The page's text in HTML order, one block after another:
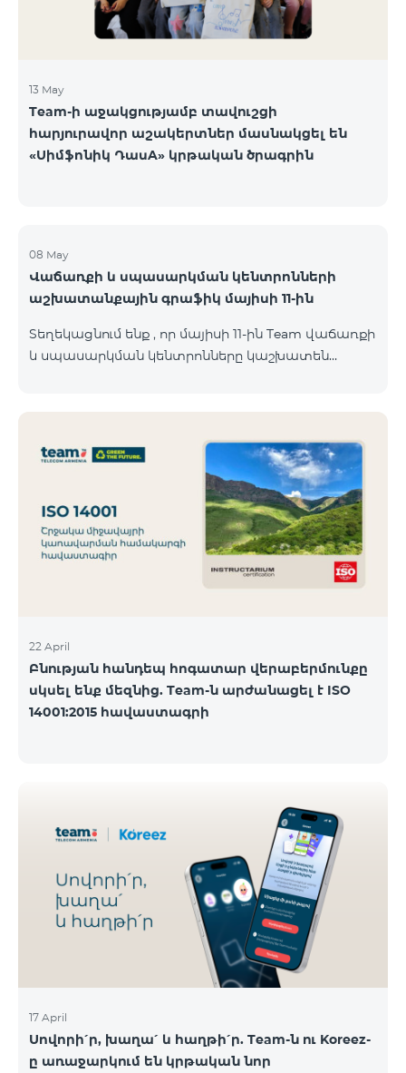
13 May
Team-ի աջակցությամբ տավուշցի
հարյուրավոր աշակերտներ մասնակցել են
«Սիմֆոնիկ ԴասA» կրթական ծրագրին
08 May
Վաճառքի և սպասարկման կենտրոնների
աշխատանքային գրաֆիկ մայիսի 11-ին
Տեղեկացնում ենք , որ մայիսի 11-ին Team վաճառքի
և սպասարկման կենտրոնները կաշխատեն
Բնականուն գրաֆիկը Մայիսի 11-ի փոփոխված
գրաֆիկը Երևան Կիլիկիա 09:00-18:00 09:00-17:00
Երևան Անդրանիկ 09:00-18:00 09:00-17:00 Երևան
ՀԱԹ 09:00-20:00 09:00-17:00 Երևան Ազատություն
09:00-19:00 09:00-17:00 Երևան Կոմիտաս 1 09:00-
19:00 09:00-17:00 Երևան Դավիթաշեն 09:00-20:00
22 April
Բնության հանդեպ հոգատար վերաբերմունքը
սկսել ենք մեզնից. Team-ն արժանացել է ISO
14001:2015 հավաստագրի
17 April
Սովորի՛ր, խաղա՛ և հաղթի՛ր. Team-ն ու Koreez-
ը առաջարկում են կրթական նոր